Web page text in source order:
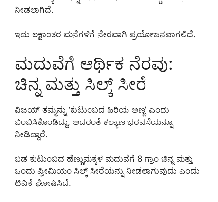
ನೀಡಲಾಗಿದೆ.
ಇದು ಲಕ್ಷಾಂತರ ಮನೆಗಳಿಗೆ ನೇರವಾಗಿ ಪ್ರಯೋಜನವಾಗಲಿದೆ.
ಮದುವೆಗೆ ಆರ್ಥಿಕ ನೆರವು:
ಚಿನ್ನ ಮತ್ತು ಸಿಲ್ಕ್ ಸೀರೆ
ವಿಜಯ್ ತಮ್ಮನ್ನು ‘ಕುಟುಂಬದ ಹಿರಿಯ ಅಣ್ಣ’ ಎಂದು
ಬಿಂಬಿಸಿಕೊಂಡಿದ್ದು, ಅದರಂತೆ ಕಲ್ಯಾಣ ಭರವಸೆಯನ್ನೂ
ನೀಡಿದ್ದಾರೆ.
ಬಡ ಕುಟುಂಬದ ಹೆಣ್ಣುಮಕ್ಕಳ ಮದುವೆಗೆ 8 ಗ್ರಾಂ ಚಿನ್ನ ಮತ್ತು
ಒಂದು ಪ್ರೀಮಿಯಂ ಸಿಲ್ಕ್ ಸೀರೆಯನ್ನು ನೀಡಲಾಗುವುದು ಎಂದು
ಟಿವಿಕೆ ಘೋಷಿಸಿದೆ.